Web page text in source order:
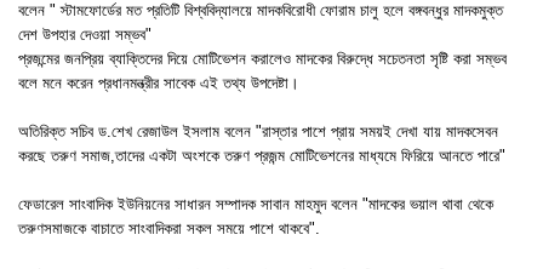
বলেন " স্টামফোর্ডের মত প্রতিটি বিশ্ববিদ্যালয়ে মাদকবিরোধী ফোরাম চালু হলে বঙ্গবন্ধুর মাদকমুক্ত
দেশ উপহার দেওয়া সম্ভব"
প্রজন্মের জনপ্রিয় ব্যাক্তিদের দিয়ে মোটিভেশন করালেও মাদকের বিরুদ্ধে সচেতনতা সৃষ্টি করা সম্ভব
বলে মনে করেন প্রধানমন্ত্রীর সাবেক এই তথ্য উপদেষ্টা।
অতিরিক্ত সচিব ড.শেখ রেজাউল ইসলাম বলেন "রাস্তার পাশে প্রায় সময়ই দেখা যায় মাদকসেবন
করছে তরুণ সমাজ,তাদের একটা অংশকে তরুণ প্রজন্ম মোটিভেশনের মাধ্যমে ফিরিয়ে আনতে পারে"
ফেডারেল সাংবাদিক ইউনিয়নের সাধারন সম্পাদক সাবান মাহমুদ বলেন "মাদকের ভয়াল থাবা থেকে
তরুণসমাজকে বাচাতে সাংবাদিকরা সকল সময়ে পাশে থাকবে".